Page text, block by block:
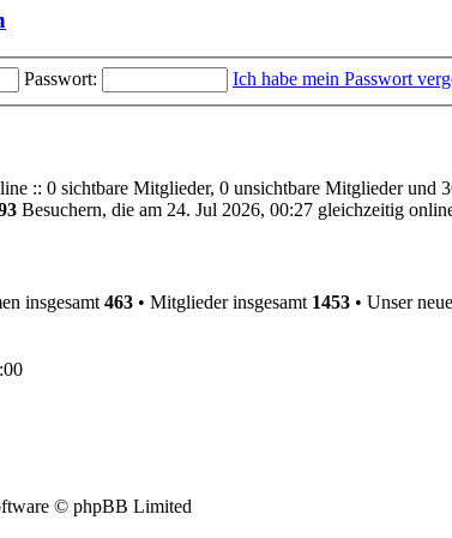
Passwort: Ich habe mein Passwort
:: 0 sichtbare Mitglieder, 0 unsichtbare Mitglieder und
Besuchern, die am 24. Jul 2026, 00:27 gleichzeitig
insgesamt 463 • Mitglieder insgesamt 1453 • Unser
© phpBB Limited